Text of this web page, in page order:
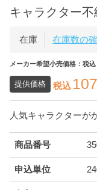
キャラクター
在庫 在庫数の
メーカー希望小売価格：税込
提供価格 税込 107
人気キャラクターが
商品番号
申込単位